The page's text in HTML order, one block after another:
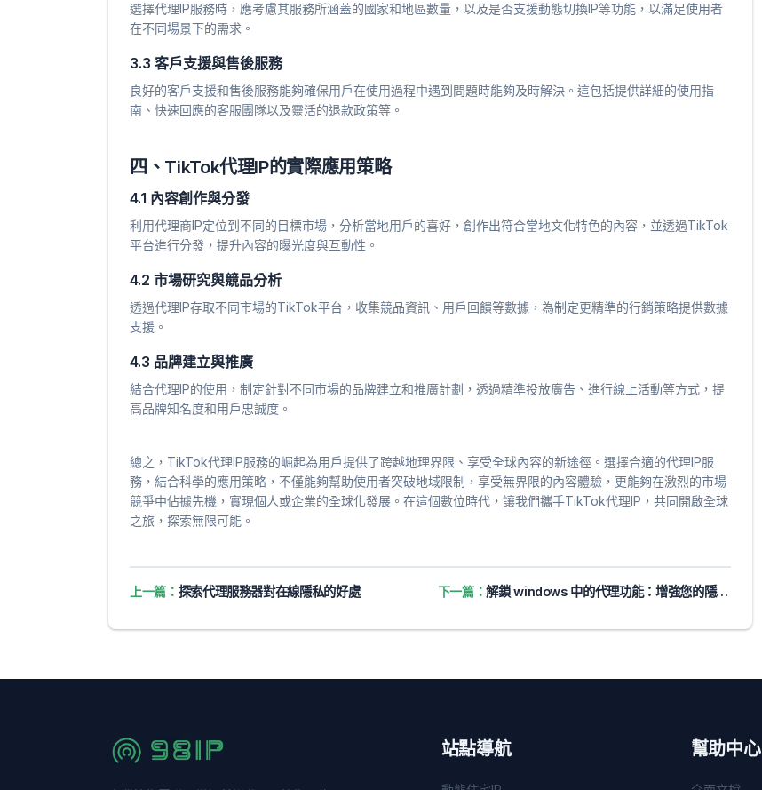
選擇代理IP服務時，應考慮其服務所涵蓋的國家和地區數量，以及是否支援動態切換IP等功能，以滿足使用者
在不同場景下的需求。
3.3 客戶支援與售後服務
良好的客戶支援和售後服務能夠確保用戶在使用過程中遇到問題時能夠及時解決。這包括提供詳細的使用指
南、快速回應的客服團隊以及靈活的退款政策等。
四、TikTok代理IP的實際應用策略
4.1 內容創作與分發
利用代理商IP定位到不同的目標市場，分析當地用戶的喜好，創作出符合當地文化特色的內容，並透過TikTok
平台進行分發，提升內容的曝光度與互動性。
4.2 市場研究與競品分析
透過代理IP存取不同市場的TikTok平台，收集競品資訊、用戶回饋等數據，為制定更精準的行銷策略提供數據
支援。
4.3 品牌建立與推廣
結合代理IP的使用，制定針對不同市場的品牌建立和推廣計劃，透過精準投放廣告、進行線上活動等方式，提
高品牌知名度和用戶忠誠度。
總之，TikTok代理IP服務的崛起為用戶提供了跨越地理界限、享受全球內容的新途徑。選擇合適的代理IP服
務，結合科學的應用策略，不僅能夠幫助使用者突破地域限制，享受無界限的內容體驗，更能夠在激烈的市場
競爭中佔據先機，實現個人或企業的全球化發展。在這個數位時代，讓我們攜手TikTok代理IP，共同開啟全球
之旅，探索無限可能。
上一篇： 探索代理服務器對在線隱私的好處 下一篇：解鎖 windows 中的代理功能：增強您的隱私和在線訪問
站點導航 幫助中心